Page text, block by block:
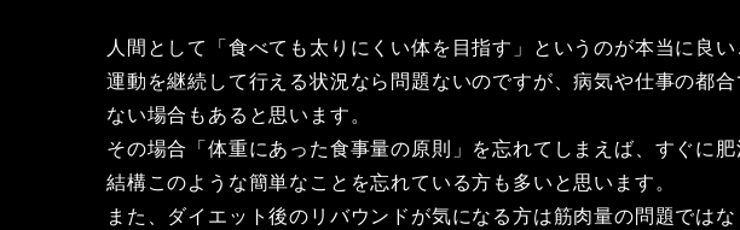
人間として「食べても太りにくい体を目指す」というのが本当に良
運動を継続して行える状況なら問題ないのですが、病気や仕事の都
ない場合もあると思います。
その場合「体重にあった食事量の原則」を忘れてしまえば、すぐに肥
結構このような簡単なことを忘れている方も多いと思います。
また、ダイエット後のリバウンドが気になる方は筋肉量の問題では